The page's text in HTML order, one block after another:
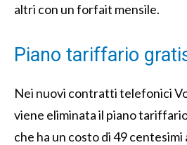
altri con un forfait mensile.
Piano tariffario
Nei nuovi contratti telefonici
viene eliminata il piano
che ha un costo di 49 centesimi